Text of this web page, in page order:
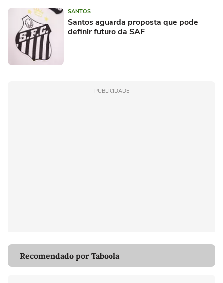
SANTOS
Santos aguarda proposta que pode
definir futuro da SAF
PUBLICIDADE
Recomendado por Taboola